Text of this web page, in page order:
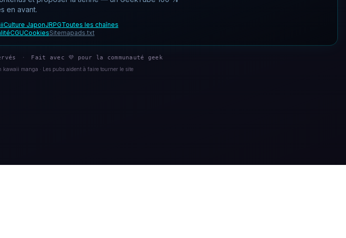
en avant.
Culture JaponJRPGToutes les chaînes
CGUCookiesSitemapads.txt
· Fait avec 💜 pour la communauté geek
manga · Les pubs aident à faire tourner le site